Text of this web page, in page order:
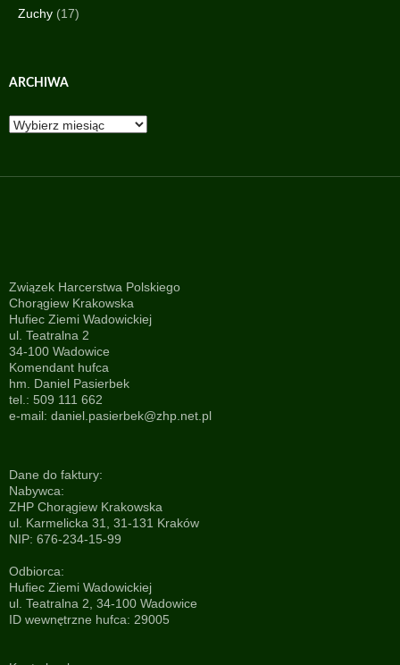
Zuchy (17)
ARCHIWA
Archiwa
Związek Harcerstwa Polskiego
Chorągiew Krakowska
Hufiec Ziemi Wadowickiej
ul. Teatralna 2
34-100 Wadowice
Komendant hufca
hm. Daniel Pasierbek
tel.: 509 111 662
e-mail: daniel.pasierbek@zhp.net.pl
Dane do faktury:
Nabywca:
ZHP Chorągiew Krakowska
ul. Karmelicka 31, 31-131 Kraków
NIP: 676-234-15-99
Odbiorca:
Hufiec Ziemi Wadowickiej
ul. Teatralna 2, 34-100 Wadowice
ID wewnętrzne hufca: 29005